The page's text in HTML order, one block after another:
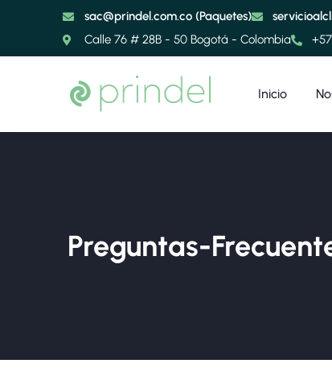
sac@prindel.com.co (Paquetes)
Calle 76 # 28B - 50 Bogotá - Colombia
Inicio
Preguntas-